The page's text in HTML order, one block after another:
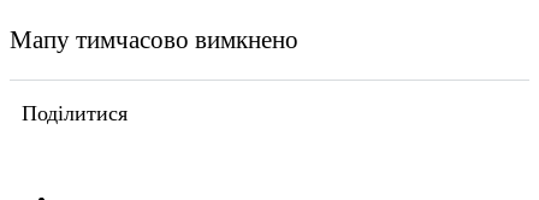
Мапу тимчасово вимкнено
Поділитися